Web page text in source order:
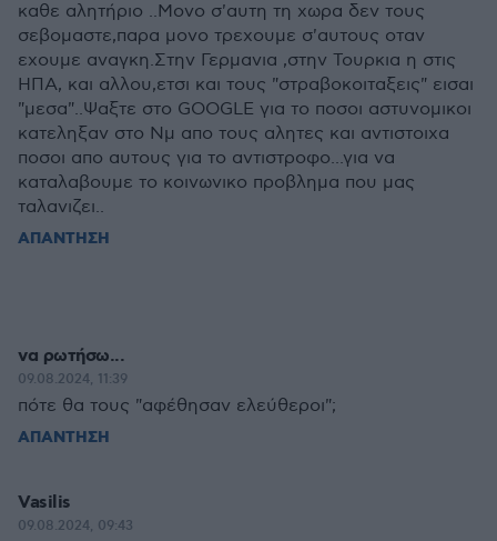
καθε αλητήριο ..Μονο σ'αυτη τη χωρα δεν τους
σεβομαστε,παρα μονο τρεχουμε σ'αυτους οταν
εχουμε αναγκη.Στην Γερμανια ,στην Τουρκια η στις
ΗΠΑ, και αλλου,ετσι και τους "στραβοκοιταξεις" εισαι
"μεσα"..Ψαξτε στο GOOGLE για το ποσοι αστυνομικοι
κατεληξαν στο Νμ απο τους αλητες και αντιστοιχα
ποσοι απο αυτους για το αντιστροφο...για να
καταλαβουμε το κοινωνικο προβλημα που μας
ταλανιζει..
ΑΠΑΝΤΗΣΗ
να ρωτήσω...
09.08.2024, 11:39
πότε θα τους "αφέθησαν ελεύθεροι";
ΑΠΑΝΤΗΣΗ
Vasilis
09.08.2024, 09:43